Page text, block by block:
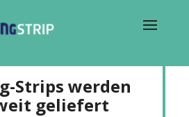
Strips werden
geliefert